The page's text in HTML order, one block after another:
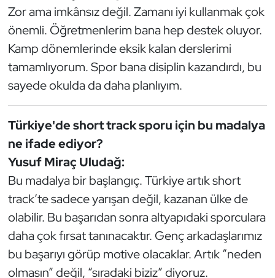
Zor ama imkânsız değil. Zamanı iyi kullanmak çok
önemli. Öğretmenlerim bana hep destek oluyor.
Kamp dönemlerinde eksik kalan derslerimi
tamamlıyorum. Spor bana disiplin kazandırdı, bu
sayede okulda da daha planlıyım.
Türkiye'de short track sporu için bu madalya
ne ifade ediyor?
Yusuf Miraç Uludağ:
Bu madalya bir başlangıç. Türkiye artık short
track’te sadece yarışan değil, kazanan ülke de
olabilir. Bu başarıdan sonra altyapıdaki sporculara
daha çok fırsat tanınacaktır. Genç arkadaşlarımız
bu başarıyı görüp motive olacaklar. Artık “neden
olmasın” değil, “sıradaki biziz” diyoruz.